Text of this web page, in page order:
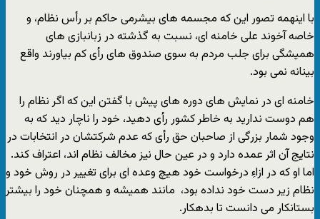
با اینهمه تصور این که مجسمه های بیشرمی حاکم بر رأس نظام، و
خاصه آخوند علی خامنه ای، نسبت به گذشته در زبانبازی های
همیشگی برای جلب مردم به سوی صندوق های رأی کم بیاورند واقع
بینانه نمی بود.
خامنه ای در نمایش های دوره های پیش با گفتن این که اگر نظام را
هم دوست ندارید به خاطر کشور رأی دهید، خود را ناچار دید که به
وجود شمار بزرگی از صاحبان حق رأی که عدم شرکتشان در انتخابات در
نتایج آن اثر عمده دارد و در عین حال نیز مخالف نظام اند، اعتراف کند.
اما او که در ازاءِ درخواست خود هیچ وعده ای برای تغییر در روش خود و
نظام زیر دست خود نداده بود، مانند همیشه و همچنان خود را بیشتر
بستانکار می دانست تا بدهکار.